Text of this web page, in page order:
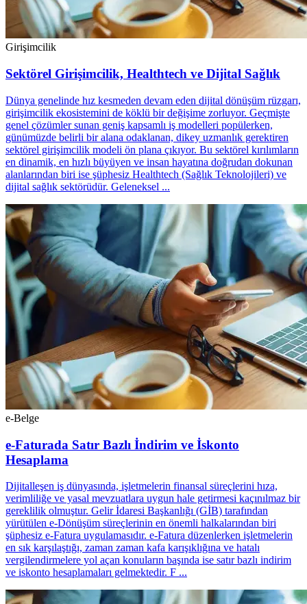
Girişimcilik
Sektörel Girişimcilik, Healthtech ve Dijital Sağlık
Dünya genelinde hız kesmeden devam eden dijital dönüşüm rüzgarı,
girişimcilik ekosistemini de köklü bir değişime zorluyor. Geçmişte
genel çözümler sunan geniş kapsamlı iş modelleri popülerken,
günümüzde belirli bir alana odaklanan, dikey uzmanlık gerektiren
sektörel girişimcilik modeli ön plana çıkıyor. Bu sektörel kırılımların
en dinamik, en hızlı büyüyen ve insan hayatına doğrudan dokunan
alanlarından biri ise şüphesiz Healthtech (Sağlık Teknolojileri) ve
dijital sağlık sektörüdür. Geleneksel ...
e-Belge
e-Faturada Satır Bazlı İndirim ve İskonto
Hesaplama
Dijitalleşen iş dünyasında, işletmelerin finansal süreçlerini hıza,
verimliliğe ve yasal mevzuatlara uygun hale getirmesi kaçınılmaz bir
gereklilik olmuştur. Gelir İdaresi Başkanlığı (GİB) tarafından
yürütülen e-Dönüşüm süreçlerinin en önemli halkalarından biri
şüphesiz e-Fatura uygulamasıdır. e-Fatura düzenlerken işletmelerin
en sık karşılaştığı, zaman zaman kafa karışıklığına ve hatalı
vergilendirmelere yol açan konuların başında ise satır bazlı indirim
ve iskonto hesaplamaları gelmektedir. F ...